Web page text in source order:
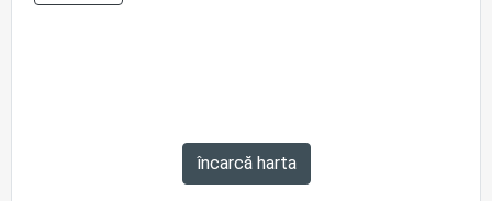
încarcă harta